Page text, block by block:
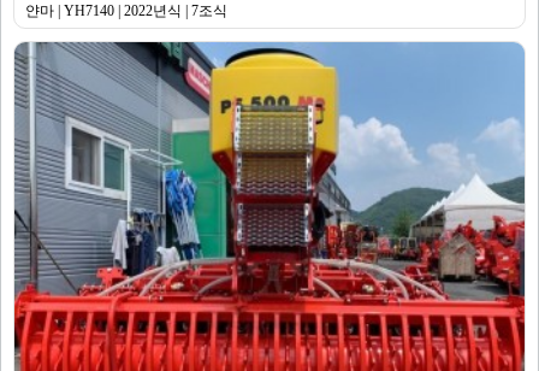
얀마 | YH7140 | 2022년식 | 7조식